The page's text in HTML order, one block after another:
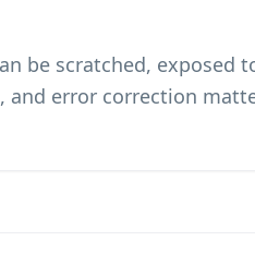
be scratched, exposed
error correction